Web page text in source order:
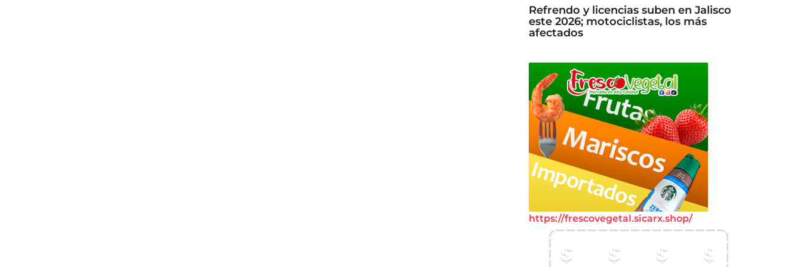
Refrendo y licencias suben en Jalisco
este 2026; motociclistas, los más
afectados
https://frescovegetal.sicarx.shop/